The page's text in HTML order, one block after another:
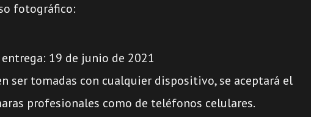
fotográfico:
19 de junio de 2021
ser tomadas con cualquier dispositivo, se aceptará el
profesionales como de teléfonos celulares.